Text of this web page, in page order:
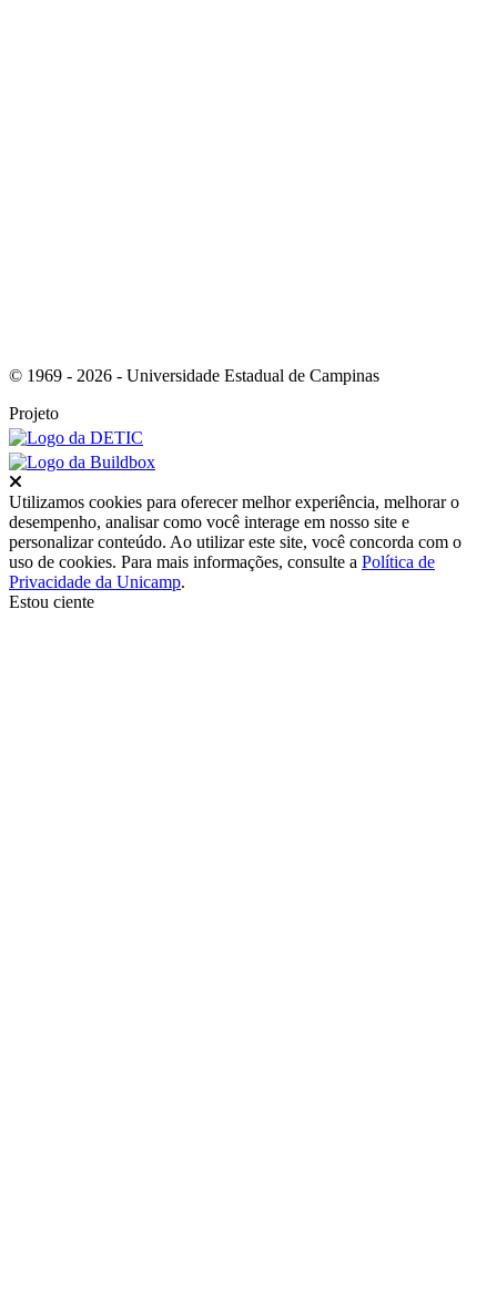
© 1969 - 2026 - Universidade Estadual de Campinas
Projeto
Utilizamos cookies para oferecer melhor experiência, melhorar o
desempenho, analisar como você interage em nosso site e
personalizar conteúdo. Ao utilizar este site, você concorda com o
uso de cookies. Para mais informações, consulte a Política de
Privacidade da Unicamp.
Estou ciente